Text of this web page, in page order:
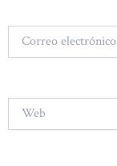
Correo
electrónico*
Web